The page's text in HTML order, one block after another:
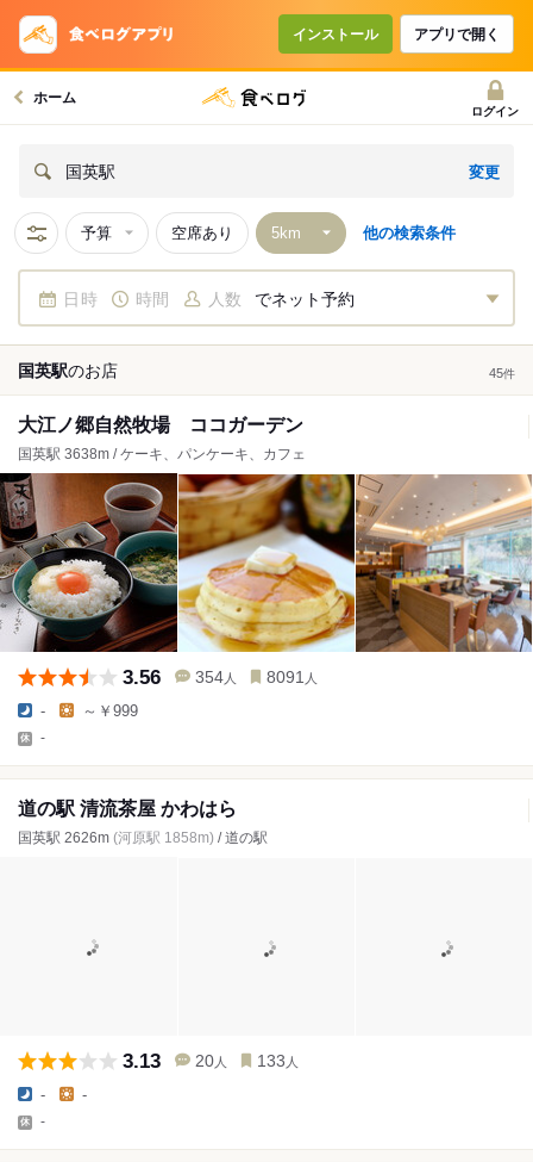
インストール アプリで開く
ホーム
ログイン
国英駅 変更
予算 空席あり 他の検索条件
日時 時間 人数 でネット予約
国英駅のお店 45件
大江ノ郷自然牧場 ココガーデン
国英駅 3638m / ケーキ、パンケーキ、カフェ
3.56 354 人 8091 人
- ～￥999
-
道の駅 清流茶屋 かわはら
国英駅 2626m (河原駅 1858m) / 道の駅
3.13 20 人 133 人
- -
-